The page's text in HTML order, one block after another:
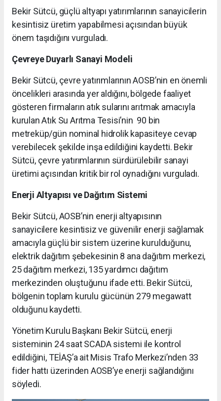
Bekir Sütcü, güçlü altyapı yatırımlarının sanayicilerin
kesintisiz üretim yapabilmesi açısından büyük
önem taşıdığını vurguladı.
Çevreye Duyarlı Sanayi Modeli
Bekir Sütcü, çevre yatırımlarının AOSB’nin en önemli
öncelikleri arasında yer aldığını, bölgede faaliyet
gösteren firmaların atık sularını arıtmak amacıyla
kurulan Atık Su Arıtma Tesisi’nin 90 bin
metreküp/gün nominal hidrolik kapasiteye cevap
verebilecek şekilde inşa edildiğini kaydetti. Bekir
Sütcü, çevre yatırımlarının sürdürülebilir sanayi
üretimi açısından kritik bir rol oynadığını vurguladı.
Enerji Altyapısı ve Dağıtım Sistemi
Bekir Sütcü, AOSB’nin enerji altyapısının
sanayicilere kesintisiz ve güvenilir enerji sağlamak
amacıyla güçlü bir sistem üzerine kurulduğunu,
elektrik dağıtım şebekesinin 8 ana dağıtım merkezi,
25 dağıtım merkezi, 135 yardımcı dağıtım
merkezinden oluştuğunu ifade etti. Bekir Sütcü,
bölgenin toplam kurulu gücünün 279 megawatt
olduğunu kaydetti.
Yönetim Kurulu Başkanı Bekir Sütcü, enerji
sisteminin 24 saat SCADA sistemi ile kontrol
edildiğini, TEİAŞ’a ait Misis Trafo Merkezi’nden 33
fider hattı üzerinden AOSB’ye enerji sağlandığını
söyledi.